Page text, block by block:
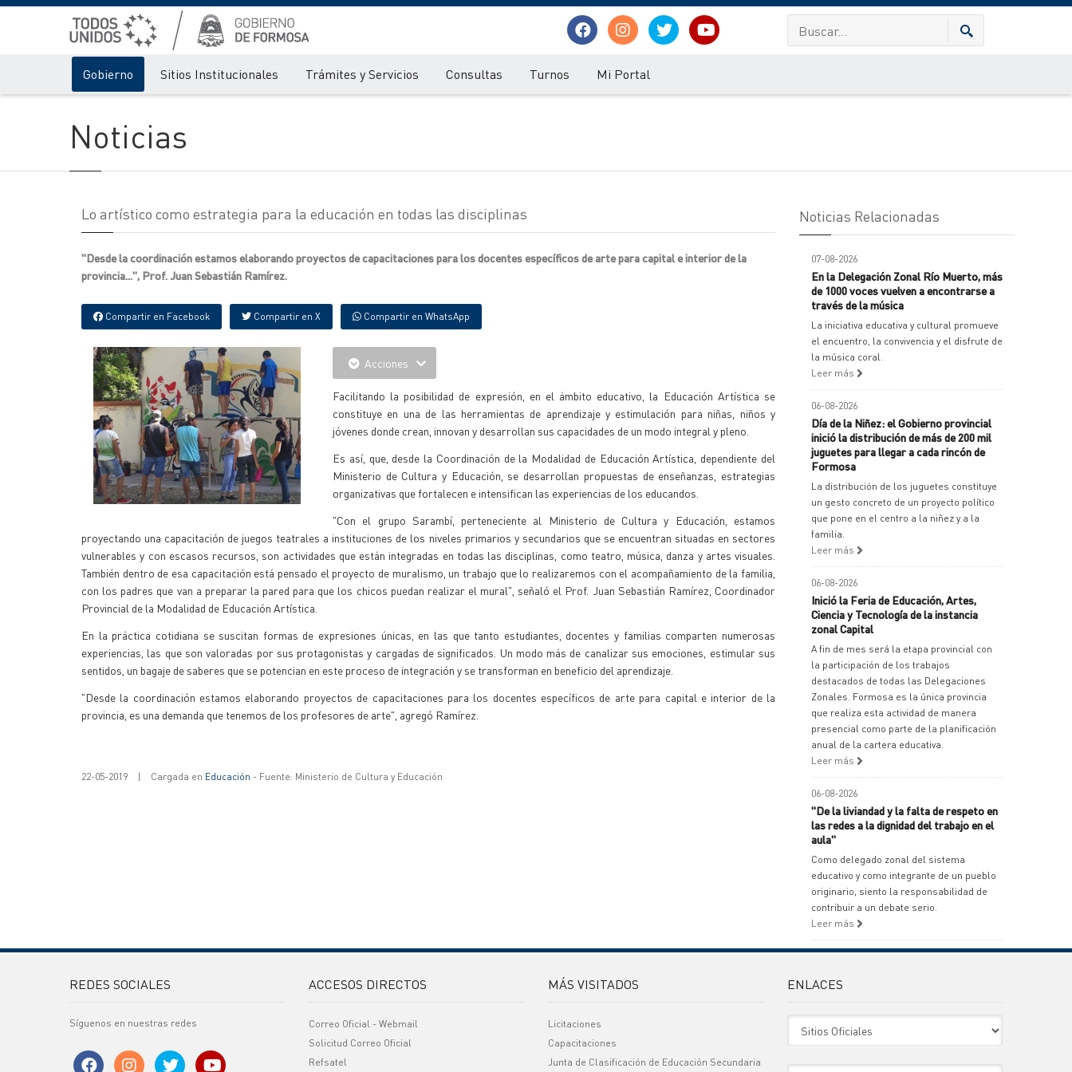
Gobierno Sitios Institucionales Trámites y Servicios Consultas Turnos Mi Portal
Noticias
Lo artístico como estrategia para la educación en todas las disciplinas
"Desde la coordinación estamos elaborando proyectos de capacitaciones para los docentes específicos de arte para capital e interior de la
provincia...", Prof. Juan Sebastián Ramírez.
Compartir en Facebook Compartir en X Compartir en WhatsApp
Acciones
Facilitando la posibilidad de expresión, en el ámbito educativo, la Educación Artística se
constituye en una de las herramientas de aprendizaje y estimulación para niñas, niños y
jóvenes donde crean, innovan y desarrollan sus capacidades de un modo integral y pleno.
Es así, que, desde la Coordinación de la Modalidad de Educación Artística, dependiente del
Ministerio de Cultura y Educación, se desarrollan propuestas de enseñanzas, estrategias
organizativas que fortalecen e intensifican las experiencias de los educandos.
"Con el grupo Sarambí, perteneciente al Ministerio de Cultura y Educación, estamos
proyectando una capacitación de juegos teatrales a instituciones de los niveles primarios y secundarios que se encuentran situadas en sectores
vulnerables y con escasos recursos, son actividades que están integradas en todas las disciplinas, como teatro, música, danza y artes visuales.
También dentro de esa capacitación está pensado el proyecto de muralismo, un trabajo que lo realizaremos con el acompañamiento de la familia,
con los padres que van a preparar la pared para que los chicos puedan realizar el mural", señaló el Prof. Juan Sebastián Ramírez, Coordinador
Provincial de la Modalidad de Educación Artística.
En la práctica cotidiana se suscitan formas de expresiones únicas, en las que tanto estudiantes, docentes y familias comparten numerosas
experiencias, las que son valoradas por sus protagonistas y cargadas de significados. Un modo más de canalizar sus emociones, estimular sus
sentidos, un bagaje de saberes que se potencian en este proceso de integración y se transforman en beneficio del aprendizaje.
"Desde la coordinación estamos elaborando proyectos de capacitaciones para los docentes específicos de arte para capital e interior de la
provincia, es una demanda que tenemos de los profesores de arte", agregó Ramírez.
22-05-2019 | Cargada en Educación - Fuente: Ministerio de Cultura y Educación
Noticias Relacionadas
07-08-2026
En la Delegación Zonal Río Muerto, más
de 1000 voces vuelven a encontrarse a
través de la música
La iniciativa educativa y cultural promueve
el encuentro, la convivencia y el disfrute de
la música coral.
Leer más
06-08-2026
Día de la Niñez: el Gobierno provincial
inició la distribución de más de 200 mil
juguetes para llegar a cada rincón de
Formosa
La distribución de los juguetes constituye
un gesto concreto de un proyecto político
que pone en el centro a la niñez y a la
familia.
Leer más
06-08-2026
Inició la Feria de Educación, Artes,
Ciencia y Tecnología de la instancia
zonal Capital
A fin de mes será la etapa provincial con
la participación de los trabajos
destacados de todas las Delegaciones
Zonales. Formosa es la única provincia
que realiza esta actividad de manera
presencial como parte de la planificación
anual de la cartera educativa.
Leer más
06-08-2026
"De la liviandad y la falta de respeto en
las redes a la dignidad del trabajo en el
aula"
Como delegado zonal del sistema
educativo y como integrante de un pueblo
originario, siento la responsabilidad de
contribuir a un debate serio.
Leer más
REDES SOCIALES
Síguenos en nuestras redes
ACCESOS DIRECTOS
Correo Oficial - Webmail
Solicitud Correo Oficial
Refsatel
MÁS VISITADOS
Licitaciones
Capacitaciones
Junta de Clasificación de Educación Secundaria
ENLACES